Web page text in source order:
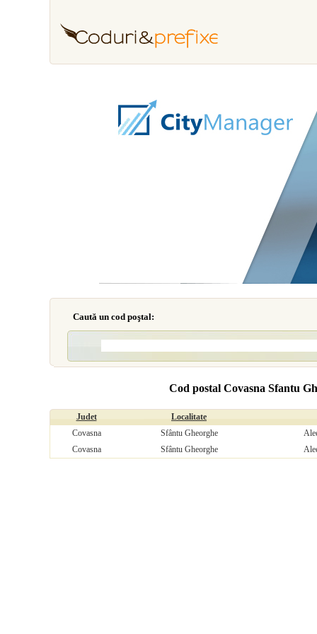
Caută un cod poştal:
Cod postal Covasna Sfantu
Judet
Localitate
Covasna
Sfântu Gheorghe
Covasna
Sfântu Gheorghe